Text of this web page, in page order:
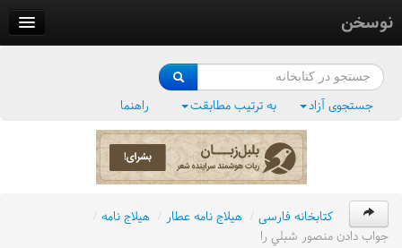
نوسخن
فرهنگ واژگان
جستجوی آزاد به ترتیب مطابقت راهنما
کتابخانه فارسی / هيلاج نامه عطار / هيلاج نامه /
جواب دادن منصور شبلي را